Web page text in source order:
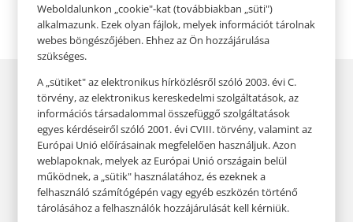
Nyitvatartás
Kapcsolat
Weboldalunkon „cookie"-kat (továbbiakban „süti")
alkalmazunk. Ezek olyan fájlok, melyek információt tárolnak
webes böngészőjében. Ehhez az Ön hozzájárulása
szükséges.
A „sütiket" az elektronikus hírközlésről szóló 2003. évi C.
törvény, az elektronikus kereskedelmi szolgáltatások, az
információs társadalommal összefüggő szolgáltatások
egyes kérdéseiről szóló 2001. évi CVIII. törvény, valamint az
Európai Unió előírásainak megfelelően használjuk. Azon
weblapoknak, melyek az Európai Unió országain belül
működnek, a „sütik" használatához, és ezeknek a
felhasználó számítógépén vagy egyéb eszközén történő
tárolásához a felhasználók hozzájárulását kell kérniük.